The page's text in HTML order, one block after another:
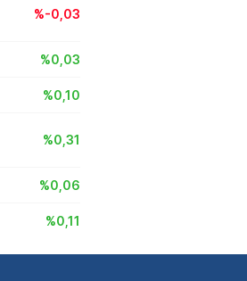
%-0,03
%0,03
%0,10
%0,31
%0,06
%0,11